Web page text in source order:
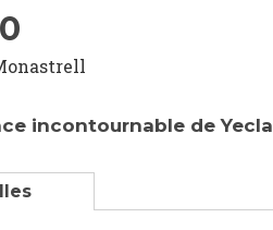
incontournable de Yecla